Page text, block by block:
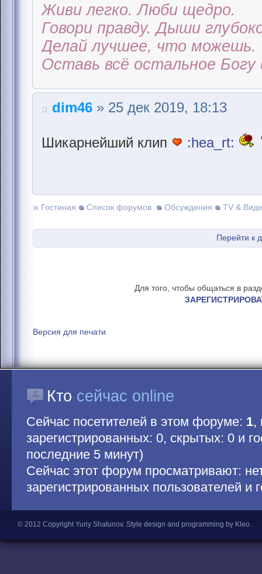
Живи легко. Люби щедро.
Говори правду. Дыши
Делай лучшее, что можешь.
Оставь всё остальное Богу
dim46 » 25 дек 2019, 18:13
Шикарнейший клип :hea_rt:
» Гостиная Список форумов Обсуждения TV &
Перейти к
Для того, чтобы общаться в
Версия для печати
Кто сейчас online
Сейчас посетителей в этом форуме: 1,
зарегистрированных: 0, скрытых: 0 и
последние 5 минут)
Сейчас этот форум просматривают:
зарегистрированных пользователей и
© 2012 Copyright Yuriy Shatunov. Style design and programming by Kleo.